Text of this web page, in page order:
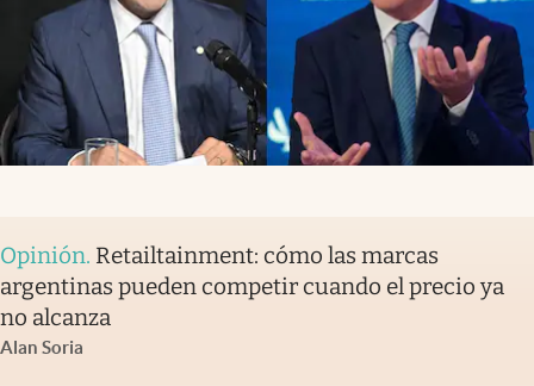
Opinión. Retailtainment: cómo las marcas
argentinas pueden competir cuando el precio ya
no alcanza
Alan Soria